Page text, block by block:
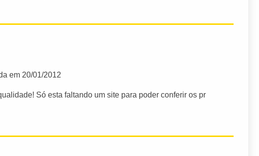
em 20/01/2012
Só esta faltando um site para poder conferir os pr